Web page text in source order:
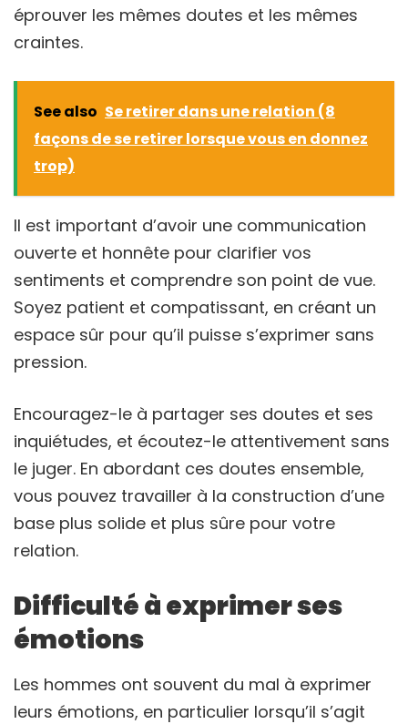
éprouver les mêmes doutes et les mêmes
craintes.
See also Se retirer dans une relation (8
façons de se retirer lorsque vous en donnez
trop)
Il est important d’avoir une communication
ouverte et honnête pour clarifier vos
sentiments et comprendre son point de vue.
Soyez patient et compatissant, en créant un
espace sûr pour qu’il puisse s’exprimer sans
pression.
Encouragez-le à partager ses doutes et ses
inquiétudes, et écoutez-le attentivement sans
le juger. En abordant ces doutes ensemble,
vous pouvez travailler à la construction d’une
base plus solide et plus sûre pour votre
relation.
Difficulté à exprimer ses
émotions
Les hommes ont souvent du mal à exprimer
leurs émotions, en particulier lorsqu’il s’agit